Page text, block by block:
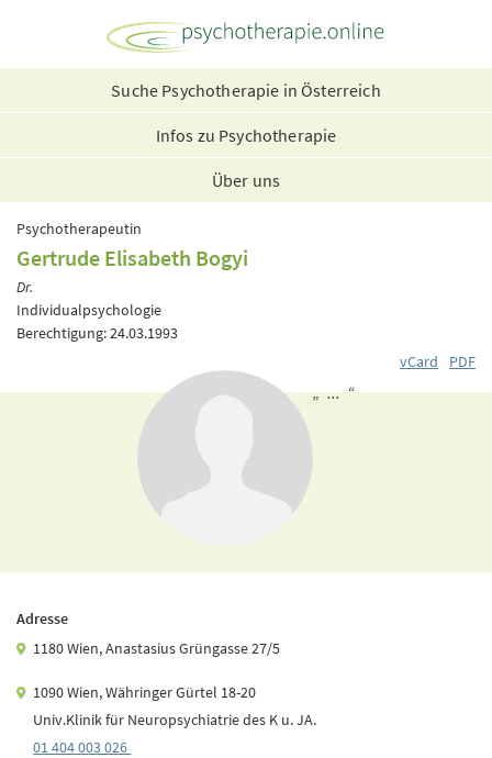
Suche Psychotherapie in Österreich
Infos zu Psychotherapie
Über uns
Psychotherapeutin
Gertrude Elisabeth Bogyi
Dr.
Individualpsychologie
Berechtigung: 24.03.1993
vCard
PDF
„ ... “
Adresse
1180 Wien, Anastasius Grüngasse 27/5
1090 Wien, Währinger Gürtel 18-20
Univ.Klinik für Neuropsychiatrie des K u. JA.
01 404 003 026